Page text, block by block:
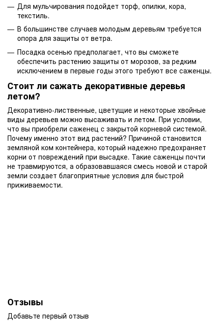
Для мульчирования подойдет торф, опилки, кора,
текстиль.
В большинстве случаев молодым деревьям требуется
опора для защиты от ветра.
Посадка осенью предполагает, что вы сможете
обеспечить растению защиты от морозов, за редким
исключением в первые годы этого требуют все саженцы.
Стоит ли сажать декоративные деревья
летом?
Декоративно-лиственные, цветущие и некоторые хвойные
виды деревьев можно высаживать и летом. При условии,
что вы приобрели саженец с закрытой корневой системой.
Почему именно этот вид растений? Причиной становится
земляной ком контейнера, который надежно предохраняет
корни от повреждений при высадке. Такие саженцы почти
не травмируются, а образовавшаяся смесь новой и старой
земли создает благоприятные условия для быстрой
приживаемости.
Отзывы
Добавьте первый отзыв